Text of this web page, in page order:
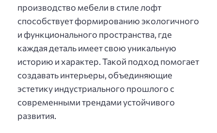
производство мебели в стиле лофт
способствует формированию экологичного
и функционального пространства, где
каждая деталь имеет свою уникальную
историю и характер. Такой подход помогает
создавать интерьеры, объединяющие
эстетику индустриального прошлого с
современными трендами устойчивого
развития.